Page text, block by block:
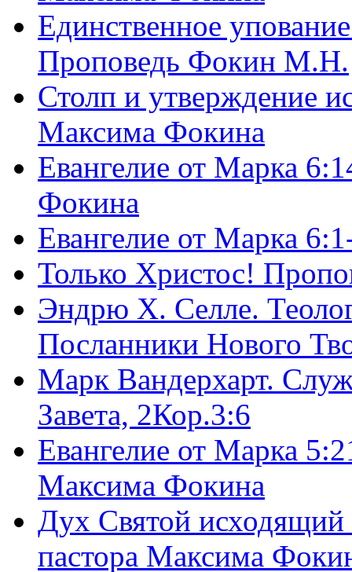
Единственное
Проповедь Фокин М.Н.
Столп и утверждение
Максима Фокина
Евангелие от Марка
Фокина
Евангелие от Марка
Только Христос!
Эндрю Х. Селле.
Посланники Нового
Марк Вандерхарт.
Завета, 2Кор.3:6
Евангелие от Марка
Максима Фокина
Дух Святой
пастора Максима